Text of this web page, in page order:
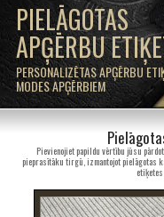
PIELĀGOTAS
APĢĒRBU
PERSONALIZĒTAS APĢĒRBU
MODES APĢĒRBIEM
Pievienojiet papildu vērtību jūsu
pieprasītāku tirgū, izmantojot pielāgotas